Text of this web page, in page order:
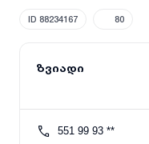
ID 88234167 80
ზვიადი
551 99 93 **